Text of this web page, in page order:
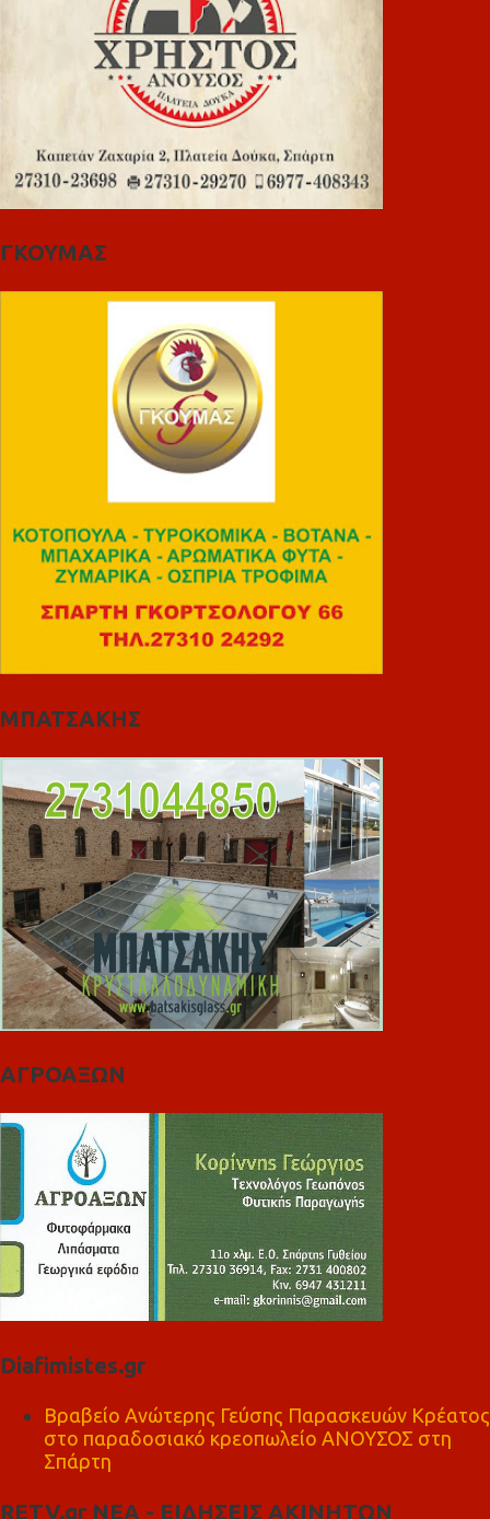
ΓΚΟΥΜΑΣ
ΜΠΑΤΣΑΚΗΣ
ΑΓΡΟΑΞΩΝ
Diafimistes.gr
Βραβείο Ανώτερης Γεύσης Παρασκευών Κρέατος
στο παραδοσιακό κρεοπωλείο ΑΝΟΥΣΟΣ στη
Σπάρτη
RETV.gr ΝΕΑ - ΕΙΔΗΣΕΙΣ ΑΚΙΝΗΤΩΝ